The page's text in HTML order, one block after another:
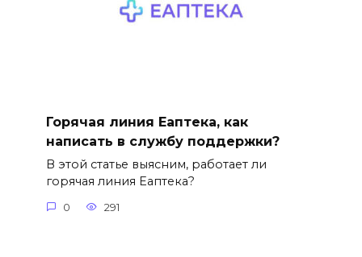
Горячая линия Еаптека, как
написать в службу поддержки?
В этой статье выясним, работает ли
горячая линия Еаптека?
0 291